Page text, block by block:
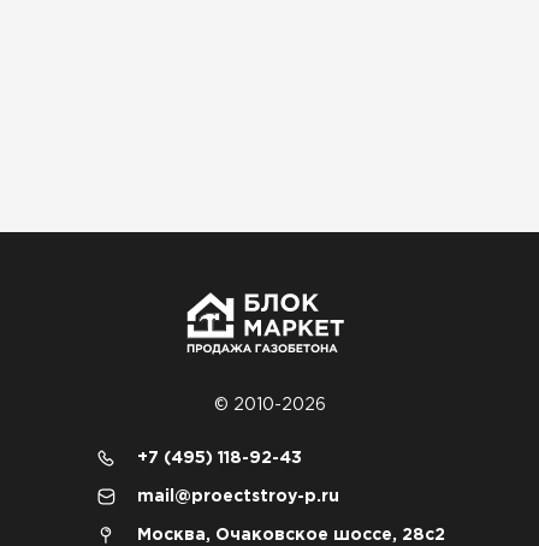
Олег Мельников
Газобетон соответствует заявленным
работать удобно
© 2010-2026
+7 (495) 118-92-43
mail@proectstroy-p.ru
Москва, Очаковское шоссе, 28с2